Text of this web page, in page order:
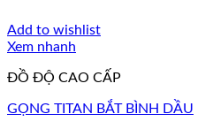
Add to wishlist
Xem nhanh
ĐỒ ĐỘ CAO CẤP
GỌNG TITAN BẮT BÌNH DẦU